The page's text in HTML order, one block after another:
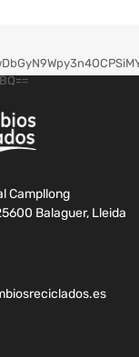
Campllong
Balaguer, Lleida